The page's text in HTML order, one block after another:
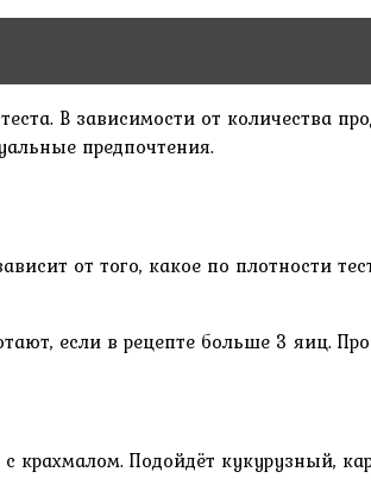
В зависимости от количества
предпочтения.
от того, какое по плотности
если в рецепте больше 3 яиц.
Подойдёт кукурузный,